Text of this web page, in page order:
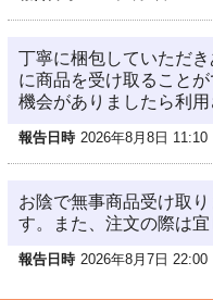
丁寧に梱包していただ
に商品を受け取ること
機会がありましたら利用
報告日時 2026年8月8日 11:10
お陰で無事商品受け取
す。また、注文の際は
報告日時 2026年8月7日 22:00